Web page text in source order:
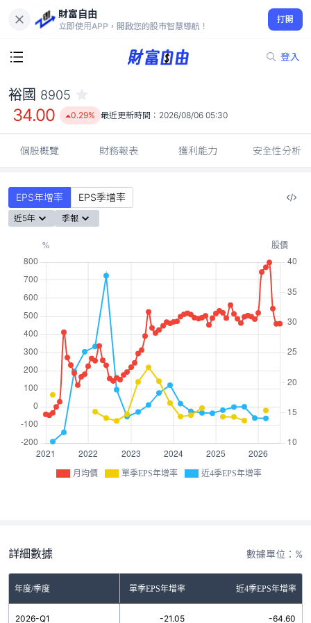
財富自由
立即使用APP，開啟您的股市智慧導航！
打開
登入
34.00
0.29%
裕國 8905
34.00 0.29% 最近更新時間： 2026/08/06 05:30
個股概覽 財務報表 獲利能力 安全性分析
EPS年增率 EPS季增率
近5年 季報
月均價 單季EPS年增率 近4季EPS年增率
詳細數據 數據單位：%
年度/季度 單季EPS年增率 近4季EPS年增率
2026-Q1 -21.05 -64.60